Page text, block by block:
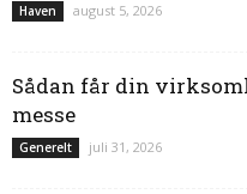
Haven august 5, 2026
Sådan får din
messe
Generelt juli 31, 2026